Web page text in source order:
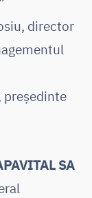
director
președinte
SA